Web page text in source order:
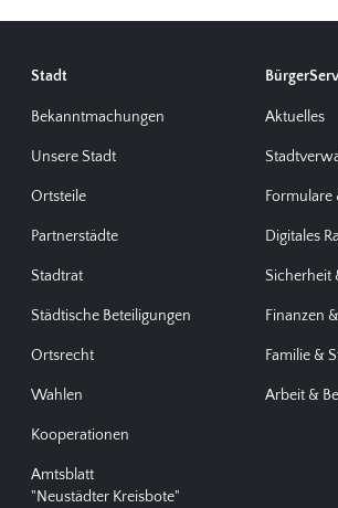
Stadt
Bekanntmachungen
Unsere Stadt
Ortsteile
Partnerstädte
Stadtrat
Städtische Beteiligungen
Ortsrecht
Wahlen
Kooperationen
Amtsblatt
"Neustädter Kreisbote"
Aktuelles
Formulare
Digitales
Sicherheit
Finanzen
Familie &
Arbeit &